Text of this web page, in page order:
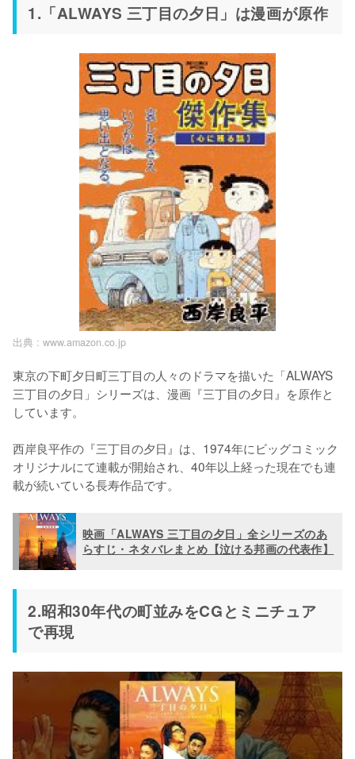
1.「ALWAYS 三丁目の夕日」は漫画が原作
出典 : www.amazon.co.jp
東京の下町夕日町三丁目の人々のドラマを描いた「ALWAYS
三丁目の夕日」シリーズは、漫画『三丁目の夕日』を原作と
しています。
西岸良平作の『三丁目の夕日』は、1974年にビッグコミック
オリジナルにて連載が開始され、40年以上経った現在でも連
載が続いている長寿作品です。
映画「ALWAYS 三丁目の夕日」全シリーズのあ
らすじ・ネタバレまとめ【泣ける邦画の代表作】
2.昭和30年代の町並みをCGとミニチュア
で再現